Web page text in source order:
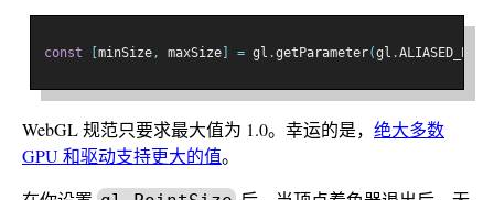
const minSize, maxSize = gl .getParameter(gl .
WebGL 规范只要求最大值为 1.0。幸运的是， 绝大多数
GPU 和驱动支持更大的值。